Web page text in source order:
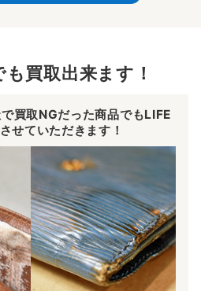
買取出来ます！
買取NGだった商品でもLIFE
せていただきます！